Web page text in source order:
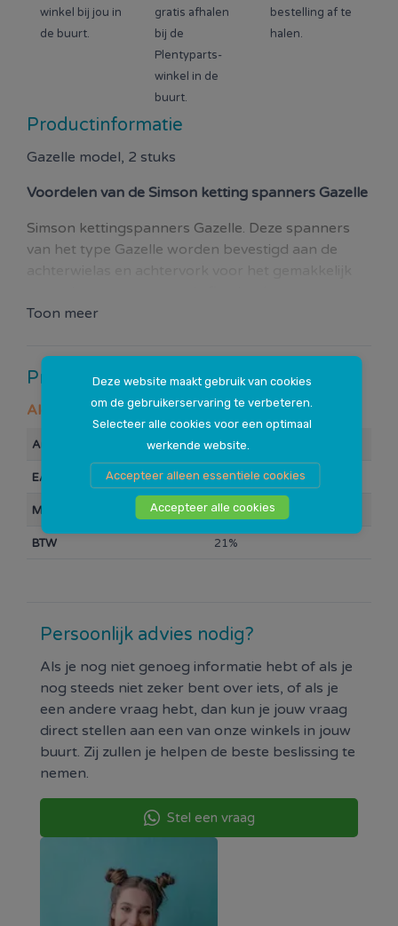
Deze website maakt gebruik van cookies
om de gebruikerservaring te verbeteren.
Selecteer alle cookies voor een optimaal
werkende website.
Accepteer alleen essentiele cookies
Accepteer alle cookies
winkel bij jou in
de buurt.
gratis afhalen
bij de
Plentyparts-
winkel in de
buurt.
bestelling af te
halen.
Productinformatie
Gazelle model, 2 stuks
Voordelen van de Simson ketting spanners Gazelle
Simson kettingspanners Gazelle. Deze spanners
van het type Gazelle worden bevestigd aan de
Toon meer
Productspecificaties
Algemeen
Artikelnummer 10028521
EAN Barcode 0000064842
Merk Simson
BTW 21%
Persoonlijk advies nodig?
Als je nog niet genoeg informatie hebt of als je
nog steeds niet zeker bent over iets, of als je
een andere vraag hebt, dan kun je jouw vraag
direct stellen aan een van onze winkels in jouw
buurt. Zij zullen je helpen de beste beslissing te
nemen.
Stel een vraag